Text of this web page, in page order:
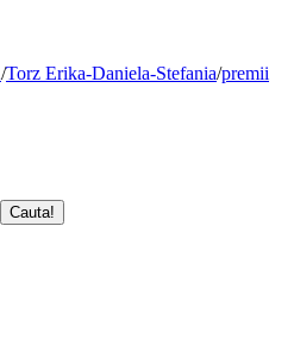
/Torz Erika-Daniela-Stefania/premii